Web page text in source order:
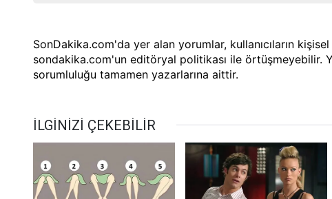
SonDakika.com'da yer alan yorumlar, kullanıcıların
sondakika.com'un editöryal politikası ile örtüşmeyebilir.
sorumluluğu tamamen yazarlarına aittir.